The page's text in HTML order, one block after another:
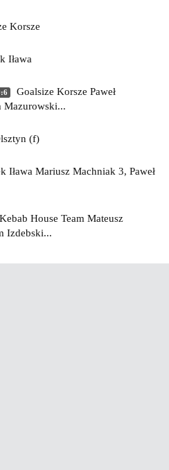
Korsze
Iława
Goalsize Korsze Paweł
Mazurowski...
(f)
Iława Mariusz Machniak 3, Paweł
House Team Mateusz
Izdebski...